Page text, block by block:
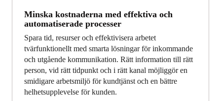
Minska kostnaderna med effektiva och
automatiserade processer
Spara tid, resurser och effektivisera arbetet
tvärfunktionellt med smarta lösningar för inkommande
och utgående kommunikation. Rätt information till rätt
person, vid rätt tidpunkt och i rätt kanal möjliggör en
smidigare arbetsmiljö för kundtjänst och en bättre
helhetsupplevelse för kunden.